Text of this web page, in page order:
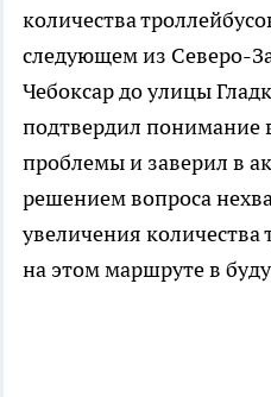
количества
следующем из Северо-
Чебоксар до улицы
подтвердил понимание
проблемы и заверил в
решением вопроса
увеличения количества
на этом маршруте в